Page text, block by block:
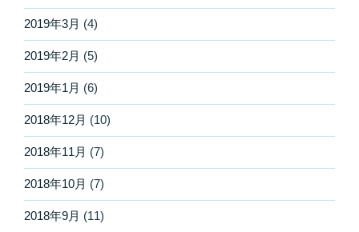
2019年3月 (4)
2019年2月 (5)
2019年1月 (6)
2018年12月 (10)
2018年11月 (7)
2018年10月 (7)
2018年9月 (11)